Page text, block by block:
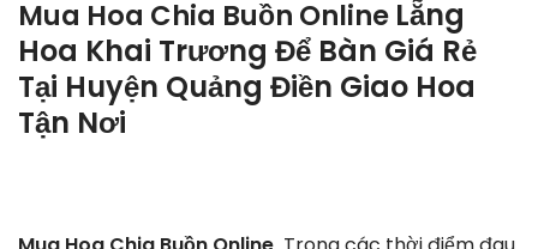
Mua Hoa Chia Buồn Online Lẵng
Hoa Khai Trương Để Bàn Giá Rẻ
Tại Huyện Quảng Điền Giao Hoa
Tận Nơi